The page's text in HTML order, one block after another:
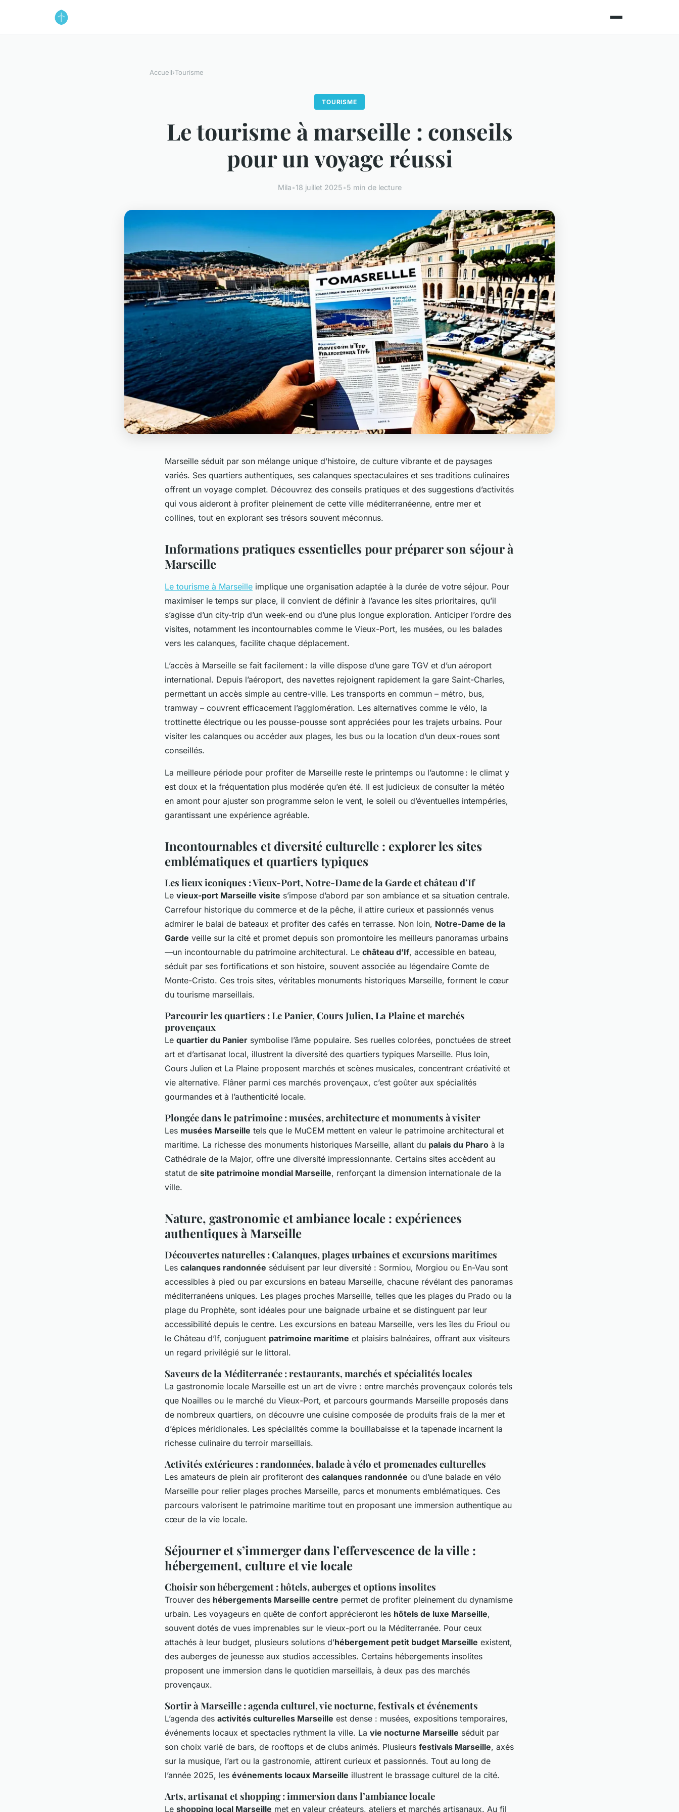
Accueil›Tourisme
TOURISME
Le tourisme à marseille : conseils
pour un voyage réussi
Mila•18 juillet 2025•5 min de lecture
Marseille séduit par son mélange unique d’histoire, de culture vibrante et de paysages
variés. Ses quartiers authentiques, ses calanques spectaculaires et ses traditions culinaires
offrent un voyage complet. Découvrez des conseils pratiques et des suggestions d’activités
qui vous aideront à profiter pleinement de cette ville méditerranéenne, entre mer et
collines, tout en explorant ses trésors souvent méconnus.
Informations pratiques essentielles pour préparer son séjour à
Marseille
Le tourisme à Marseille implique une organisation adaptée à la durée de votre séjour. Pour
maximiser le temps sur place, il convient de définir à l’avance les sites prioritaires, qu’il
s’agisse d’un city-trip d’un week-end ou d’une plus longue exploration. Anticiper l’ordre des
visites, notamment les incontournables comme le Vieux-Port, les musées, ou les balades
vers les calanques, facilite chaque déplacement.
L’accès à Marseille se fait facilement : la ville dispose d’une gare TGV et d’un aéroport
international. Depuis l’aéroport, des navettes rejoignent rapidement la gare Saint-Charles,
permettant un accès simple au centre-ville. Les transports en commun – métro, bus,
tramway – couvrent efficacement l’agglomération. Les alternatives comme le vélo, la
trottinette électrique ou les pousse-pousse sont appréciées pour les trajets urbains. Pour
visiter les calanques ou accéder aux plages, les bus ou la location d’un deux-roues sont
conseillés.
La meilleure période pour profiter de Marseille reste le printemps ou l’automne : le climat y
est doux et la fréquentation plus modérée qu’en été. Il est judicieux de consulter la météo
en amont pour ajuster son programme selon le vent, le soleil ou d’éventuelles intempéries,
garantissant une expérience agréable.
Incontournables et diversité culturelle : explorer les sites
emblématiques et quartiers typiques
Les lieux iconiques : Vieux-Port, Notre-Dame de la Garde et château d’If
Le vieux-port Marseille visite s’impose d’abord par son ambiance et sa situation centrale.
Carrefour historique du commerce et de la pêche, il attire curieux et passionnés venus
admirer le balai de bateaux et profiter des cafés en terrasse. Non loin, Notre-Dame de la
Garde veille sur la cité et promet depuis son promontoire les meilleurs panoramas urbains
—un incontournable du patrimoine architectural. Le château d’If, accessible en bateau,
séduit par ses fortifications et son histoire, souvent associée au légendaire Comte de
Monte-Cristo. Ces trois sites, véritables monuments historiques Marseille, forment le cœur
du tourisme marseillais.
Parcourir les quartiers : Le Panier, Cours Julien, La Plaine et marchés
provençaux
Le quartier du Panier symbolise l’âme populaire. Ses ruelles colorées, ponctuées de street
art et d’artisanat local, illustrent la diversité des quartiers typiques Marseille. Plus loin,
Cours Julien et La Plaine proposent marchés et scènes musicales, concentrant créativité et
vie alternative. Flâner parmi ces marchés provençaux, c’est goûter aux spécialités
gourmandes et à l’authenticité locale.
Plongée dans le patrimoine : musées, architecture et monuments à visiter
Les musées Marseille tels que le MuCEM mettent en valeur le patrimoine architectural et
maritime. La richesse des monuments historiques Marseille, allant du palais du Pharo à la
Cathédrale de la Major, offre une diversité impressionnante. Certains sites accèdent au
statut de site patrimoine mondial Marseille, renforçant la dimension internationale de la
ville.
Nature, gastronomie et ambiance locale : expériences
authentiques à Marseille
Découvertes naturelles : Calanques, plages urbaines et excursions maritimes
Les calanques randonnée séduisent par leur diversité : Sormiou, Morgiou ou En-Vau sont
accessibles à pied ou par excursions en bateau Marseille, chacune révélant des panoramas
méditerranéens uniques. Les plages proches Marseille, telles que les plages du Prado ou la
plage du Prophète, sont idéales pour une baignade urbaine et se distinguent par leur
accessibilité depuis le centre. Les excursions en bateau Marseille, vers les îles du Frioul ou
le Château d’If, conjuguent patrimoine maritime et plaisirs balnéaires, offrant aux visiteurs
un regard privilégié sur le littoral.
Saveurs de la Méditerranée : restaurants, marchés et spécialités locales
La gastronomie locale Marseille est un art de vivre : entre marchés provençaux colorés tels
que Noailles ou le marché du Vieux-Port, et parcours gourmands Marseille proposés dans
de nombreux quartiers, on découvre une cuisine composée de produits frais de la mer et
d’épices méridionales. Les spécialités comme la bouillabaisse et la tapenade incarnent la
richesse culinaire du terroir marseillais.
Activités extérieures : randonnées, balade à vélo et promenades culturelles
Les amateurs de plein air profiteront des calanques randonnée ou d’une balade en vélo
Marseille pour relier plages proches Marseille, parcs et monuments emblématiques. Ces
parcours valorisent le patrimoine maritime tout en proposant une immersion authentique au
cœur de la vie locale.
Séjourner et s’immerger dans l’effervescence de la ville :
hébergement, culture et vie locale
Choisir son hébergement : hôtels, auberges et options insolites
Trouver des hébergements Marseille centre permet de profiter pleinement du dynamisme
urbain. Les voyageurs en quête de confort apprécieront les hôtels de luxe Marseille,
souvent dotés de vues imprenables sur le vieux-port ou la Méditerranée. Pour ceux
attachés à leur budget, plusieurs solutions d’hébergement petit budget Marseille existent,
des auberges de jeunesse aux studios accessibles. Certains hébergements insolites
proposent une immersion dans le quotidien marseillais, à deux pas des marchés
provençaux.
Sortir à Marseille : agenda culturel, vie nocturne, festivals et événements
L’agenda des activités culturelles Marseille est dense : musées, expositions temporaires,
événements locaux et spectacles rythment la ville. La vie nocturne Marseille séduit par
son choix varié de bars, de rooftops et de clubs animés. Plusieurs festivals Marseille, axés
sur la musique, l’art ou la gastronomie, attirent curieux et passionnés. Tout au long de
l’année 2025, les événements locaux Marseille illustrent le brassage culturel de la cité.
Arts, artisanat et shopping : immersion dans l’ambiance locale
Le shopping local Marseille met en valeur créateurs, ateliers et marchés artisanaux. Au fil